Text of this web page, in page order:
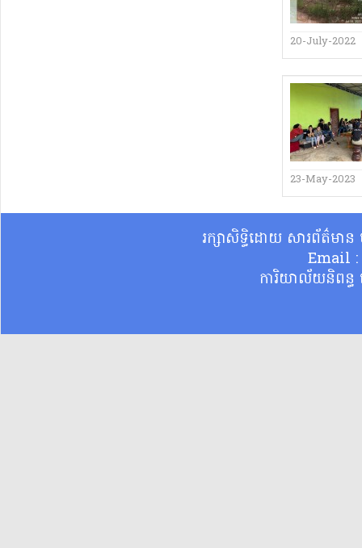
20-July-2022
23-May-2023
រក្សាសិទ្ធិដោយ សារព័ត៌មា
Email
ការិយាល័យនិពន្ធ